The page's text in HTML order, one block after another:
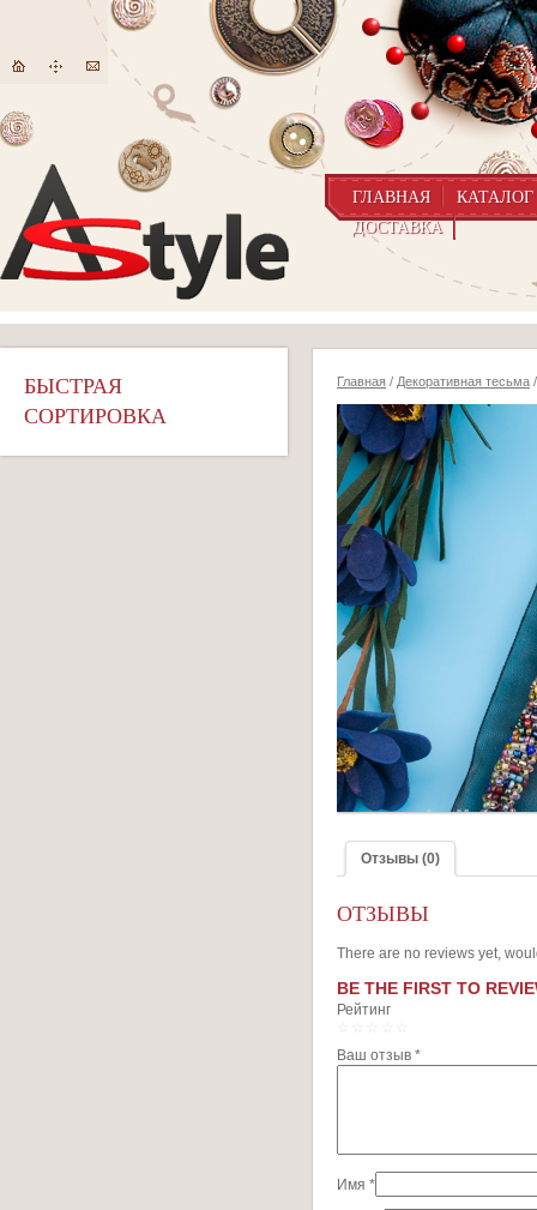
ГЛАВНАЯ
КАТАЛОГ
ДОСТАВКА
БЫСТРАЯ
СОРТИРОВКА
Главная / Декоративная тесьма
Отзывы (0)
ОТЗЫВЫ
There are no reviews yet,
BE THE FIRST TO
Рейтинг
Ваш отзыв *
Имя *